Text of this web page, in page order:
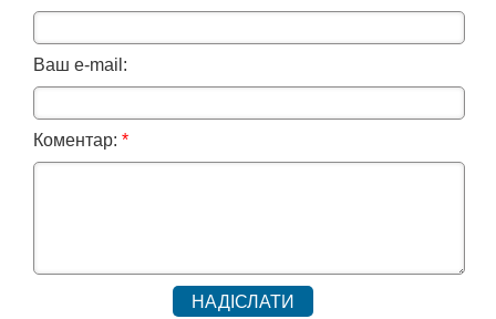
Ваш e-mail:
Коментар: *